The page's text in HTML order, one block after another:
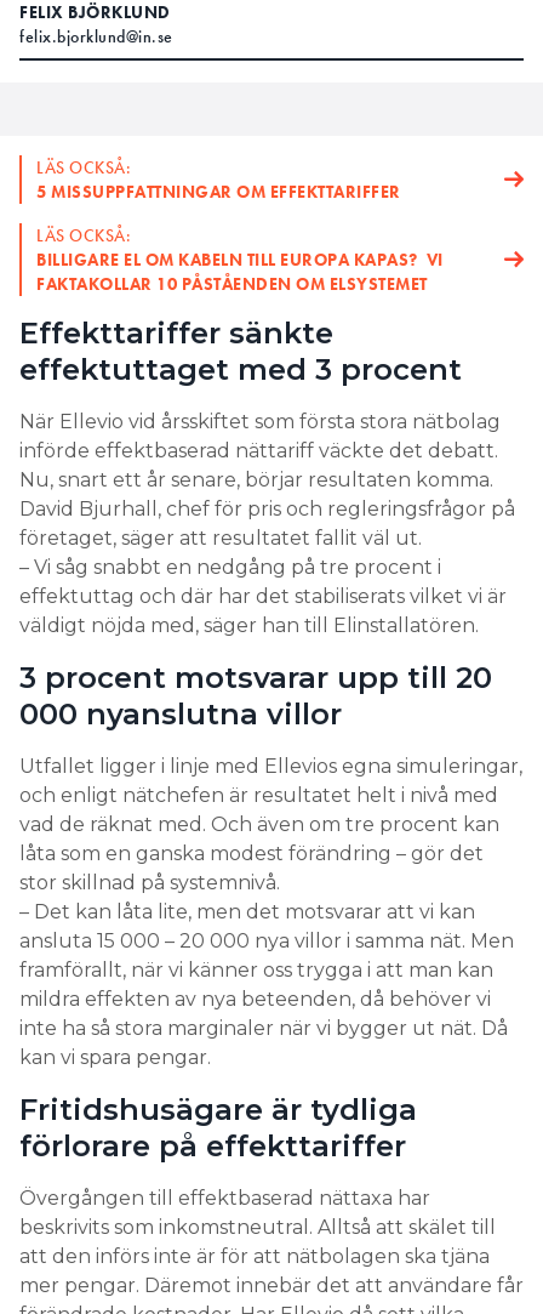
FELIX BJÖRKLUND
felix.bjorklund@in.se
LÄS OCKSÅ:
5 MISSUPPFATTNINGAR OM EFFEKTTARIFFER
LÄS OCKSÅ:
BILLIGARE EL OM KABELN TILL EUROPA KAPAS? VI
FAKTAKOLLAR 10 PÅSTÅENDEN OM ELSYSTEMET
Effekttariffer sänkte
effektuttaget med 3 procent
När Ellevio vid årsskiftet som första stora nätbolag
införde effektbaserad nättariff väckte det debatt.
Nu, snart ett år senare, börjar resultaten komma.
David Bjurhall, chef för pris och regleringsfrågor på
företaget, säger att resultatet fallit väl ut.
– Vi såg snabbt en nedgång på tre procent i
effektuttag och där har det stabiliserats vilket vi är
väldigt nöjda med, säger han till Elinstallatören.
3 procent motsvarar upp till 20
000 nyanslutna villor
Utfallet ligger i linje med Ellevios egna simuleringar,
och enligt nätchefen är resultatet helt i nivå med
vad de räknat med. Och även om tre procent kan
låta som en ganska modest förändring – gör det
stor skillnad på systemnivå.
– Det kan låta lite, men det motsvarar att vi kan
ansluta 15 000 – 20 000 nya villor i samma nät. Men
framförallt, när vi känner oss trygga i att man kan
mildra effekten av nya beteenden, då behöver vi
inte ha så stora marginaler när vi bygger ut nät. Då
kan vi spara pengar.
Fritidshusägare är tydliga
förlorare på effekttariffer
Övergången till effektbaserad nättaxa har
beskrivits som inkomstneutral. Alltså att skälet till
att den införs inte är för att nätbolagen ska tjäna
mer pengar. Däremot innebär det att användare får